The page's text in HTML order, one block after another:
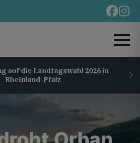
auf die Landtagswahl 2026 in
Rheinland-Pfalz